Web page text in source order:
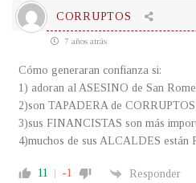
CORRUPTOS
7 años atrás
Cómo generaran confianza si:
1) adoran al ASESINO de San
2)son TAPADERA de
3)sus FINANCISTAS son más
4)muchos de sus ALCALDES están
11 -1 Responder